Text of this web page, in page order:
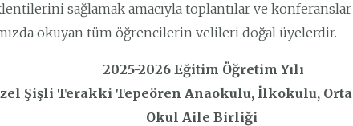
sağlamak amacıyla toplantılar ve konferanslar
okuyan tüm öğrencilerin velileri doğal üyelerdir.
2025-2026 Eğitim Öğretim Yılı
Şişli Terakki Tepeören Anaokulu, İlkokulu,
Okul Aile Birliği